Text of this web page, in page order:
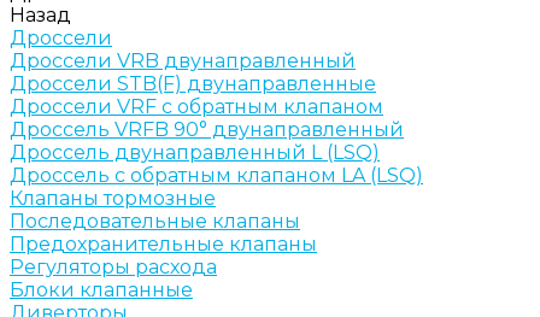
Назад
Дроссели
Дроссели VRB двунаправленный
Дроссели STB(F) двунаправленные
Дроссели VRF с обратным клапаном
Дроссель VRFB 90° двунаправленный
Дроссель двунаправленный L (LSQ)
Дроссель с обратным клапаном LA (LSQ)
Клапаны тормозные
Последовательные клапаны
Предохранительные клапаны
Регуляторы расхода
Блоки клапанные